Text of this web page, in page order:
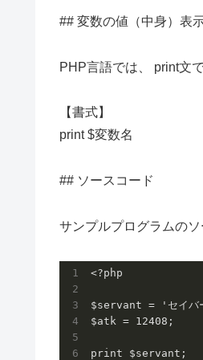
## 変数の値（中身）表
PHP言語では、 print文
【書式】
print $変数名
## ソースコード
サンプルプログラムのソ
<?php
$servant = 'セイバ
$atk = 12408;
print $servant;